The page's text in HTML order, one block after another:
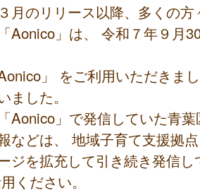
月のリリース以降、多くの方
Aonico」は、 令和７年９月
」 をご利用いただきま
ました。
Aonico」で発信していた青
などは、 地域子育て支援拠
ジを拡充して引き続き発信し
ください。